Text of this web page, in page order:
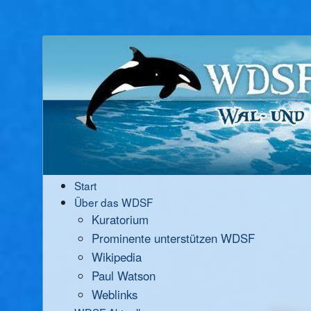
Start
Über das WDSF
Kuratorium
Prominente unterstützen WDSF
Wikipedia
Paul Watson
Weblinks